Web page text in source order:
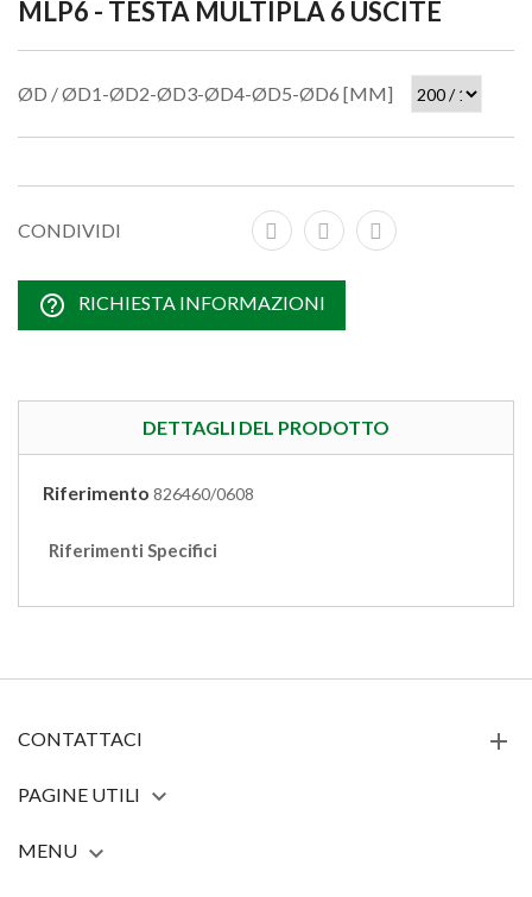
MLP6 - TESTA MULTIPLA 6 USCITE
ØD / ØD1-ØD2-ØD3-ØD4-ØD5-ØD6 [MM]
CONDIVIDI
help_outline RICHIESTA INFORMAZIONI
DETTAGLI DEL PRODOTTO
Riferimento 826460/0608
Riferimenti Specifici
CONTATTACI
PAGINE UTILI 
MENU 